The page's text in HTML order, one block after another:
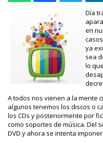
Día
en
ya
sea
lo
A todos nos vienen a la mente
algunos tenemos los discos o
los CDs y posteriormente por
como soportes de música. Del
DVD y ahora se intenta